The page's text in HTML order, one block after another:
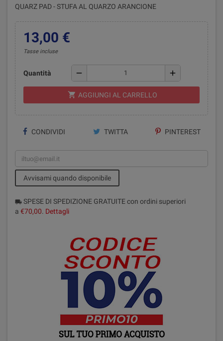
QUARZ PAD - STUFA AL QUARZO ARANCIONE
13,00 €
Tasse incluse
Quantità remove add
shopping_cart AGGIUNGI AL CARRELLO
CONDIVIDI TWITTA PINTEREST
Avvisami quando disponibile
local_shipping SPESE DI SPEDIZIONE GRATUITE con ordini superiori
a €70,00. Dettagli